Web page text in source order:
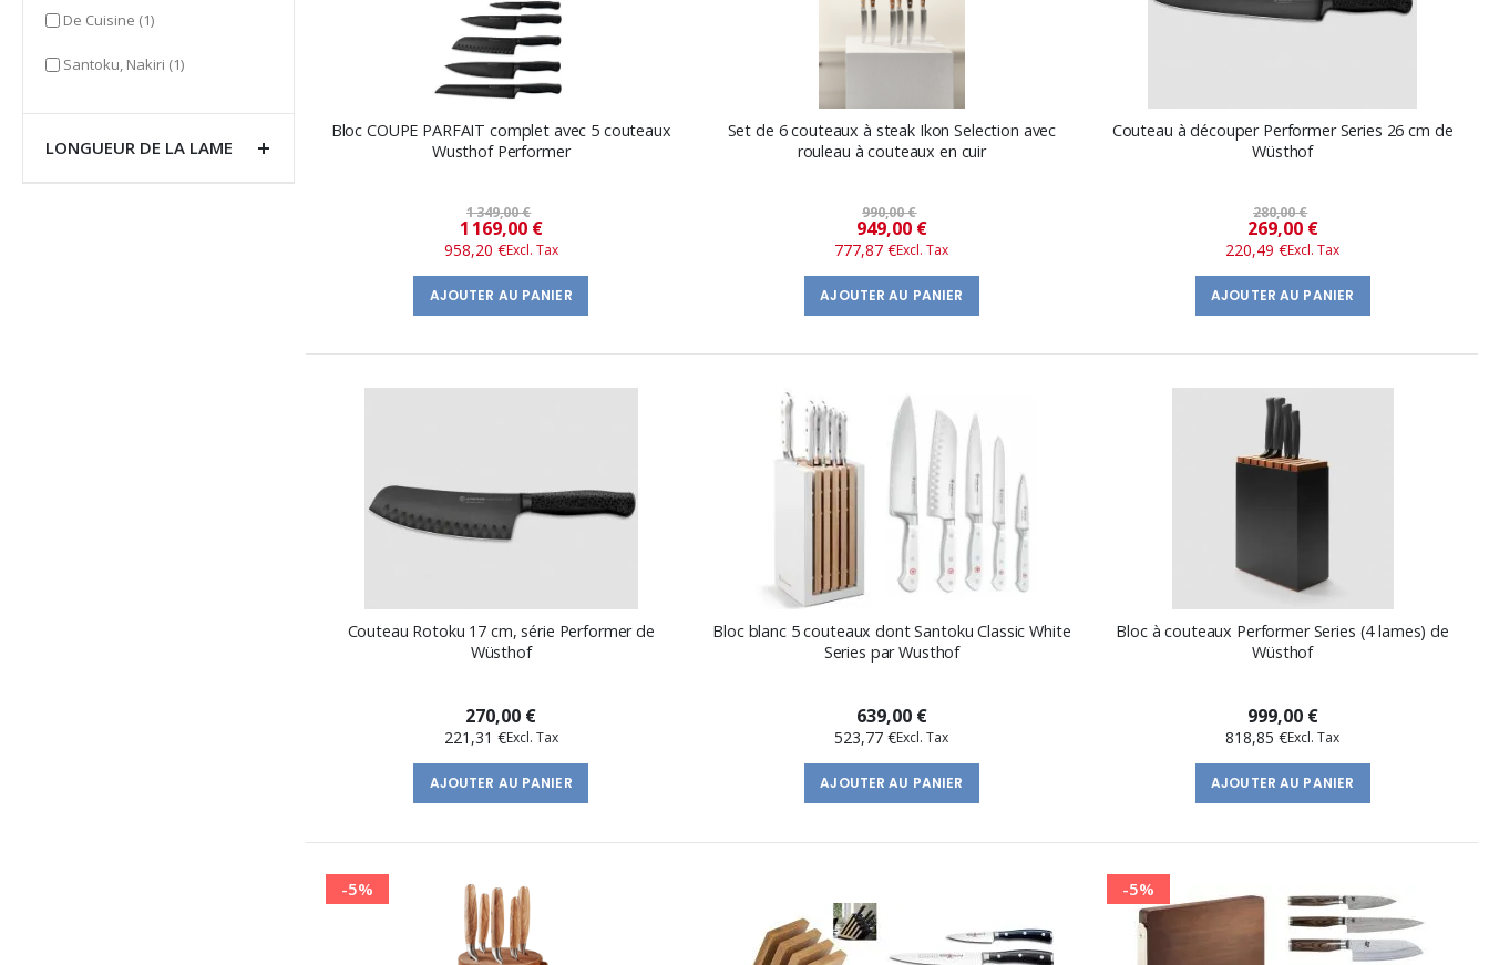
Bloc COUPE PARFAIT complet avec 5 couteaux
Wusthof Performer
1 349,00 €
Prix
​​
spécial
1 169,00 €
958,20 €
AJOUTER AU PANIER
Set de 6 couteaux à steak Ikon Selection avec
rouleau à couteaux en cuir
990,00 €
Prix
spécial
949,00 €
777,87 €
AJOUTER AU PANIER
Couteau à découper Performer Series 26 cm de
Wüsthof
280,00 €
Prix
spécial
269,00 €
220,49 €
AJOUTER AU PANIER
Couteau Rotoku 17 cm, série Performer de
Wüsthof
270,00 €
221,31 €
AJOUTER AU PANIER
Bloc blanc 5 couteaux dont Santoku Classic White
Series par Wusthof
639,00 €
523,77 €
AJOUTER AU PANIER
Bloc à couteaux Performer Series (4 lames) de
Wüsthof
999,00 €
818,85 €
AJOUTER AU PANIER
-5% -5%
De Cuisine (1)item
Santoku, Nakiri (1)item
LONGUEUR DE LA LAME